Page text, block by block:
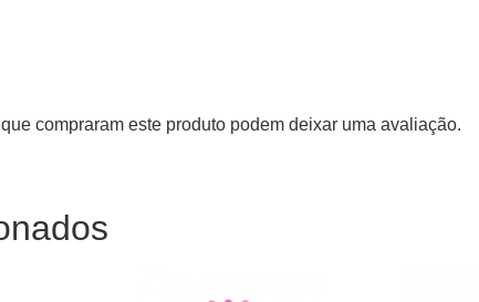
compraram este produto podem deixar uma avaliação.